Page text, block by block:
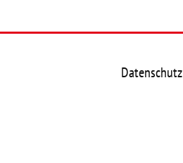
Datenschutz